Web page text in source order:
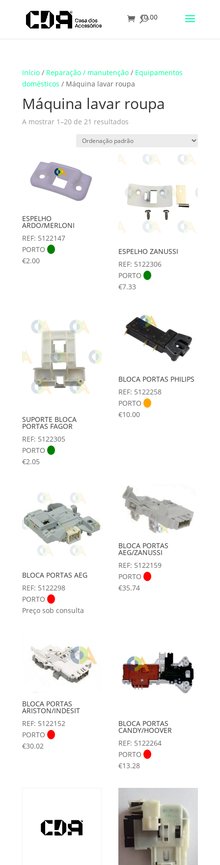
Translate
€0.00
Início/ Reparação / manutenção/ Equipamentos
domésticos / Máquina lavar roupa
Máquina lavar roupa
A mostrar 1–20 de 21 resultados
ESPELHO
ARDO/MERLONI
REF: 5122147
PORTO
€2.00
ESPELHO ZANUSSI
REF: 5122306
PORTO
€7.33
SUPORTE BLOCA
PORTAS FAGOR
REF: 5122305
PORTO
€2.05
BLOCA PORTAS PHILIPS
REF: 5122258
PORTO
€10.00
BLOCA PORTAS AEG
REF: 5122298
PORTO
Preço sob consulta
BLOCA PORTAS
AEG/ZANUSSI
REF: 5122159
PORTO
€35.74
BLOCA PORTAS
ARISTON/INDESIT
REF: 5122152
PORTO
€30.02
BLOCA PORTAS
CANDY/HOOVER
REF: 5122264
PORTO
€13.28